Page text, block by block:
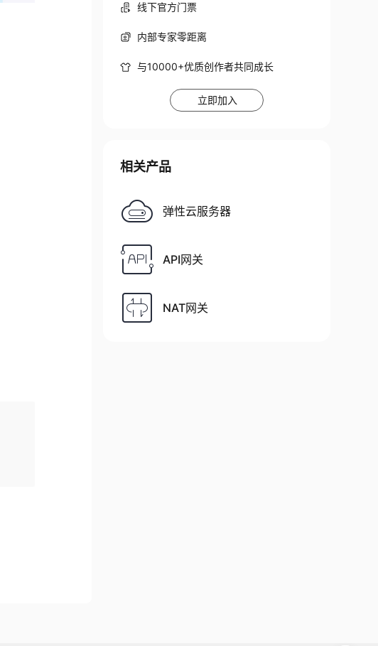
线下官方门票
内部专家零距离
与10000+优质创作者共同成长
立即加入
相关产品
弹性云服务器
API网关
NAT网关